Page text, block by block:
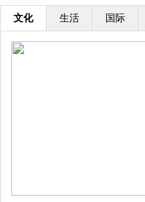
文化 生活 国际